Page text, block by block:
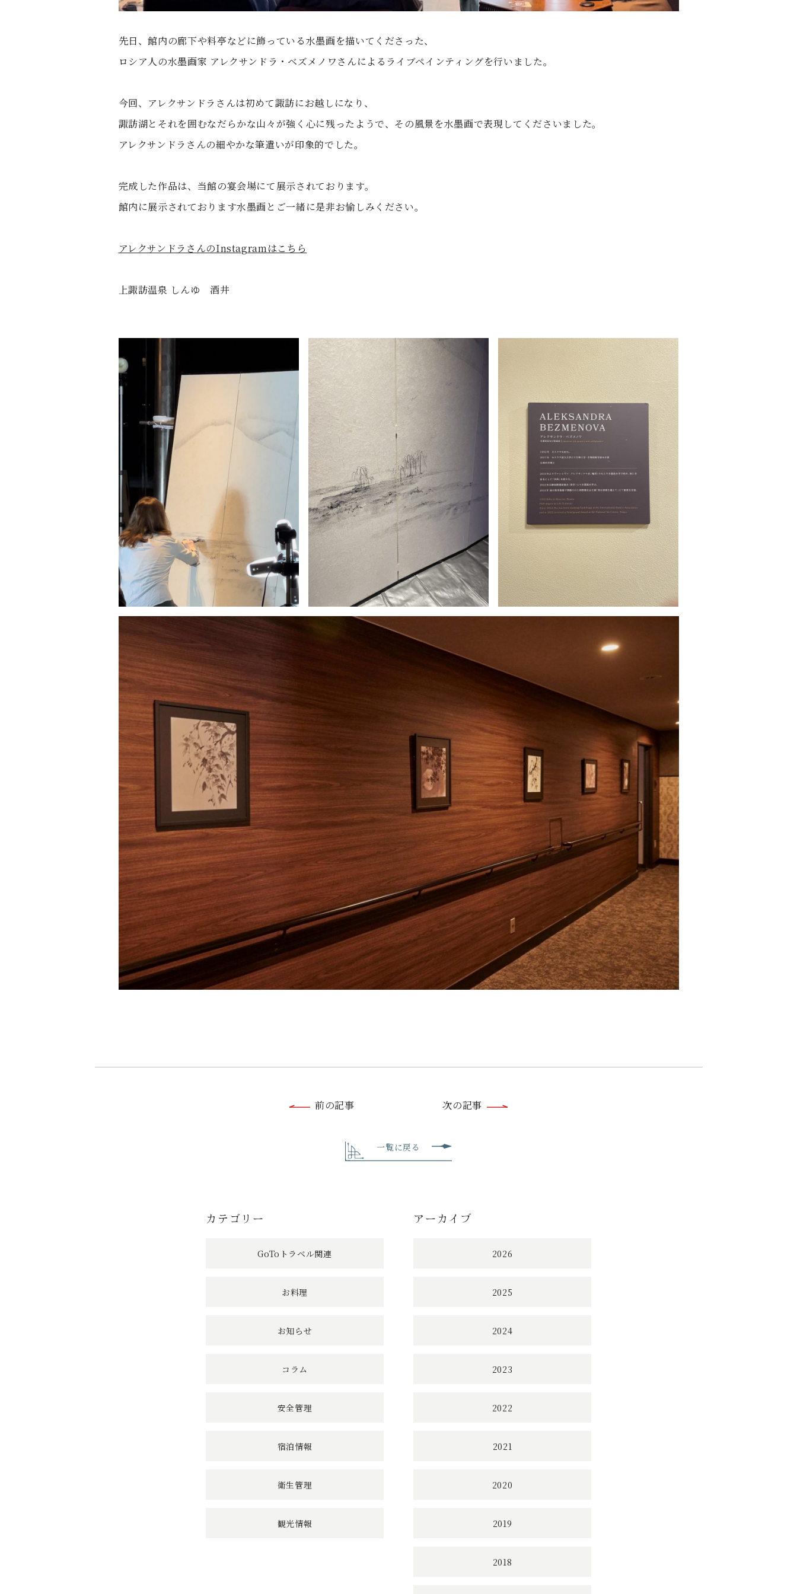
先日、館内の廊下や料亭などに飾っている水墨画を描いてくださった、
ロシア人の水墨画家 アレクサンドラ・ベズメノワさんによるライブペインティングを行いました。
今回、アレクサンドラさんは初めて諏訪にお越しになり、
諏訪湖とそれを囲むなだらかな山々が強く心に残ったようで、その風景を水墨画で表現してくださいました。
アレクサンドラさんの細やかな筆遣いが印象的でした。
完成した作品は、当館の宴会場にて展示されております。
館内に展示されております水墨画とご一緒に是非お愉しみください。
アレクサンドラさんのInstagramはこちら
上諏訪温泉 しんゆ 酒井
の
ン
ク
前の記事 次の記事
一覧に戻る
カテゴリー
GoToトラベル関連
お料理
お知らせ
コラム
安全管理
宿泊情報
衛生管理
観光情報
アーカイブ
2026
2025
2024
2023
2022
2021
2020
2019
2018